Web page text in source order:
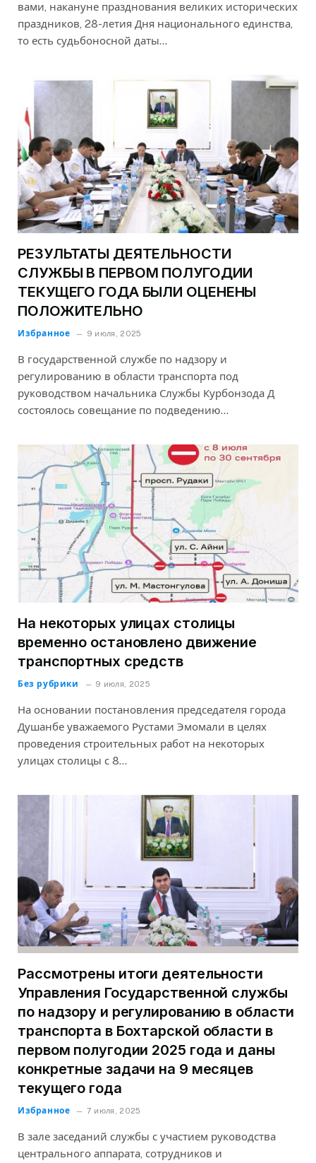
вами, накануне празднования великих исторических
праздников, 28-летия Дня национального единства,
то есть судьбоносной даты…
РЕЗУЛЬТАТЫ ДЕЯТЕЛЬНОСТИ
СЛУЖБЫ В ПЕРВОМ ПОЛУГОДИИ
ТЕКУЩЕГО ГОДА БЫЛИ ОЦЕНЕНЫ
ПОЛОЖИТЕЛЬНО
Избранное 9 июля, 2025
В государственной службе по надзору и
регулированию в области транспорта под
руководством начальника Службы Курбонзода Д
состоялось совещание по подведению…
На некоторых улицах столицы
временно остановлено движение
транспортных средств
Без рубрики 9 июля, 2025
На основании постановления председателя города
Душанбе уважаемого Рустами Эмомали в целях
проведения строительных работ на некоторых
улицах столицы с 8…
Рассмотрены итоги деятельности
Управления Государственной службы
по надзору и регулированию в области
транспорта в Бохтарской области в
первом полугодии 2025 года и даны
конкретные задачи на 9 месяцев
текущего года
Избранное 7 июля, 2025
В зале заседаний службы с участием руководства
центрального аппарата, сотрудников и